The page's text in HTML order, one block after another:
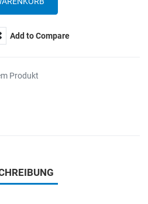
Add to Compare
Produkt